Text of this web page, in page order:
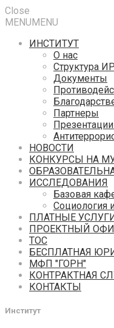
Close
MENUMENU
ИНСТИТУТ
О нас
Структура
Документы
Партнеры
НОВОСТИ
КОНКУРСЫ НА
ИССЛЕДОВАНИЯ
Базовая
Социология
ПЛАТНЫЕ
ПРОЕКТНЫЙ
ТОС
БЕСПЛАТНАЯ
МФП "ГОРН"
КОНТРАКТНАЯ
КОНТАКТЫ
Институт